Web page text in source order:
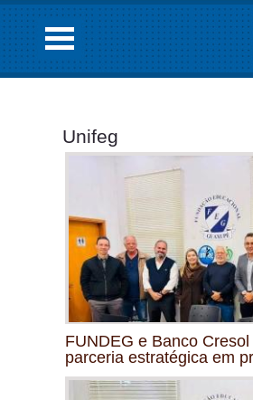
Unifeg
FUNDEG e Banco
parceria estratégica em